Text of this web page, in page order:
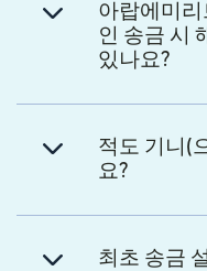
아랍에미
인 송금 시
있나요?
적도 기니(
요?
최초 송금